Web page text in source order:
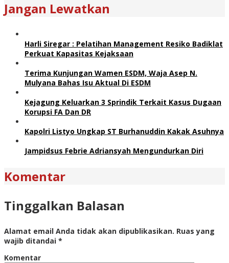
Jangan Lewatkan
Harli Siregar : Pelatihan Management Resiko Badiklat
Perkuat Kapasitas Kejaksaan
Terima Kunjungan Wamen ESDM, Waja Asep N.
Mulyana Bahas Isu Aktual Di ESDM
Kejagung Keluarkan 3 Sprindik Terkait Kasus Dugaan
Korupsi FA Dan DR
Kapolri Listyo Ungkap ST Burhanuddin Kakak Asuhnya
Jampidsus Febrie Adriansyah Mengundurkan Diri
Komentar
Tinggalkan Balasan
Alamat email Anda tidak akan dipublikasikan. Ruas yang
wajib ditandai *
Komentar